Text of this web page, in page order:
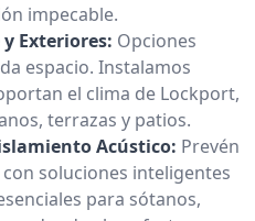
impecable.
Exteriores: Opciones
espacio. Instalamos
el clima de Lockport,
terrazas y patios.
Acústico: Prevén
soluciones inteligentes
para sótanos,